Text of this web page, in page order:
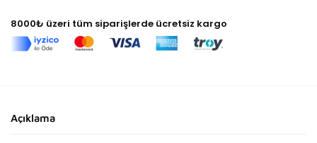
8000₺ üzeri tüm siparişlerde ücretsiz kargo
Açıklama